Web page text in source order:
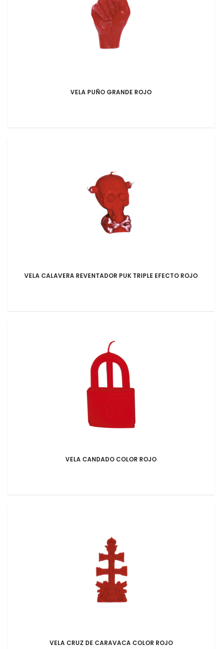
VELA PUÑO GRANDE ROJO
VELA CALAVERA REVENTADOR PUK TRIPLE EFECTO ROJO
VELA CANDADO COLOR ROJO
VELA CRUZ DE CARAVACA COLOR ROJO